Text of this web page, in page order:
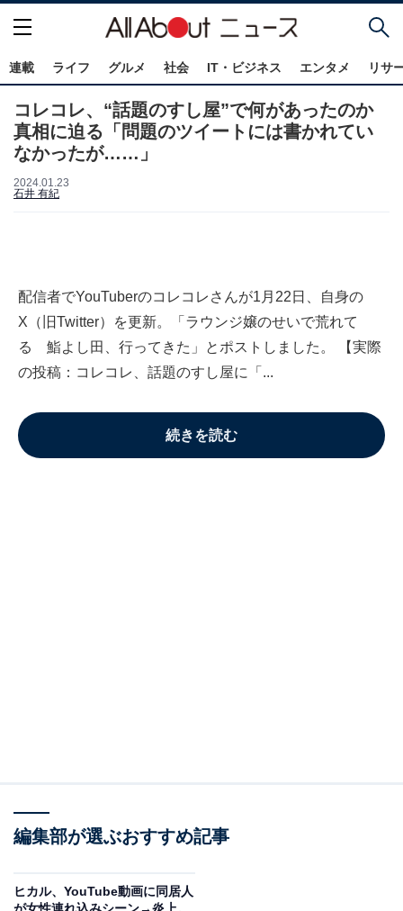
連載 ライフ グルメ 社会 IT・ビジネス エンタメ リサ
コレコレ、“話題のすし屋”で何があったのか
真相に迫る「問題のツイートには書かれてい
なかったが……」
2024.01.23
石井 有紀
配信者でYouTuberのコレコレさんが1月22日、自身の
X（旧Twitter）を更新。「ラウンジ嬢のせいで荒れて
る 鮨よし田、行ってきた」とポストしました。 【実際
の投稿：コレコレ、話題のすし屋に「...
続きを読む
編集部が選ぶおすすめ記事
ヒカル、YouTube動画に同居人